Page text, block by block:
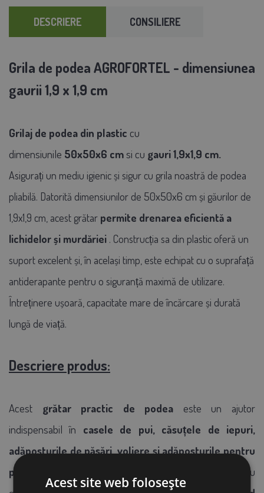
DESCRIERE CONSILIERE
Grila de podea AGROFORTEL - dimensiunea
gaurii 1,9 x 1,9 cm
Grilaj de podea din plastic cu
dimensiunile 50x50x6 cmsi cu gauri 1,9x1,9 cm.
Asigurați un mediu igienic și sigur cu grila noastră de podea
pliabilă. Datorită dimensiunilor de 50x50x6 cm și găurilor de
1,9x1,9 cm, acest grătar permite drenarea eficientă a
lichidelor și murdăriei . Construcția sa din plastic oferă un
suport excelent și, în același timp, este echipat cu o suprafață
antiderapante pentru o siguranță maximă de utilizare.
Întreținere ușoară, capacitate mare de încărcare și durată
lungă de viață.
Descriere produs:
Acest grătar practic de podea este un ajutor
indispensabil în casele de pui, căsuțele de iepuri,
adăposturile de păsări, voliere și adăposturile pentru
păsări și alte animale.
Datorită designului său special cu
Acest site web folosește